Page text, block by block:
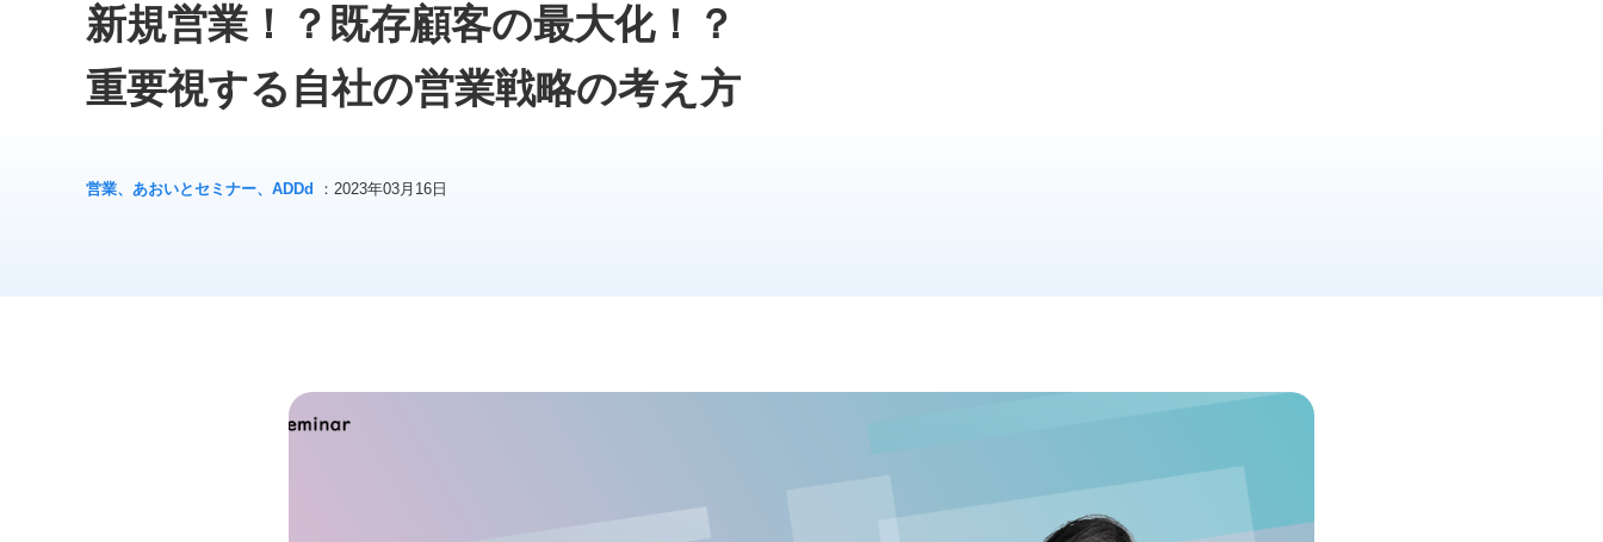
新規営業！？既存顧客の最大化！？
重要視する自社の営業戦略の考え方
営業、あおいとセミナー、ADDd ：2023年03月16日